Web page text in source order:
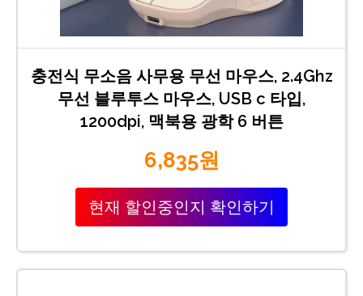
충전식 무소음 사무용 무선 마우스, 2.4Ghz
무선 블루투스 마우스, USB c 타입,
1200dpi, 맥북용 광학 6 버튼
6,835원
현재 할인중인지 확인하기